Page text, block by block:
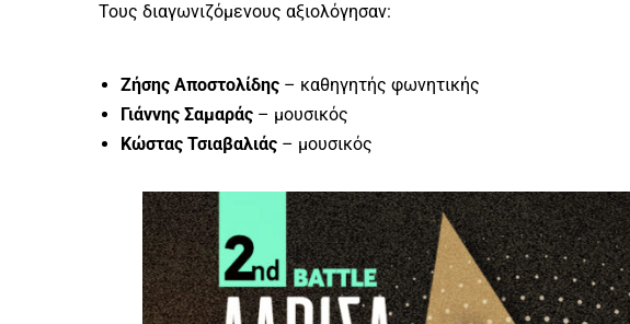
Τους διαγωνιζόμενους αξιολόγησαν:
Ζήσης Αποστολίδης – καθηγητής φωνητικής
Γιάννης Σαμαράς – μουσικός
Κώστας Τσιαβαλιάς – μουσικός